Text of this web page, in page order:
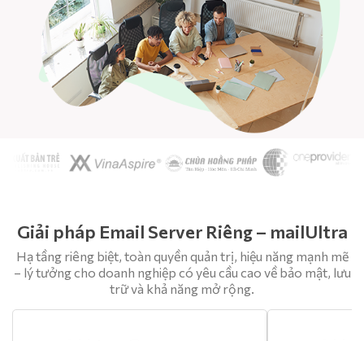
Giải pháp Email Server Riêng – mailUltra
Hạ tầng riêng biệt, toàn quyền quản trị, hiệu năng mạnh mẽ
– lý tưởng cho doanh nghiệp có yêu cầu cao về bảo mật, lưu
trữ và khả năng mở rộng.